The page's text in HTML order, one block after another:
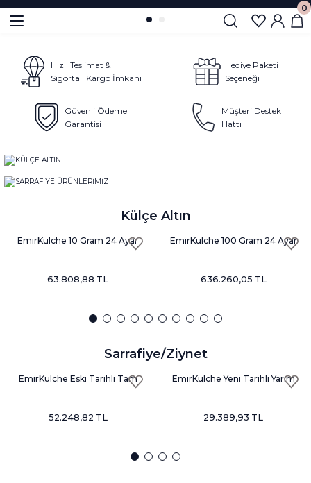
Altın
0
Hızlı Teslimat &
Sigortalı Kargo İmkanı
Hediye Paketi
Seçeneği
Güvenli Ödeme
Garantisi
Müşteri Destek
Hattı
KÜLÇE ALTIN
Külçe Altın
EmirKulche 10 Gram 24 Ayar
63.808,88 TL
EmirKulche 100 Gram 24 Ayar
636.260,05 TL
Sarrafiye/Ziynet
EmirKulche Eski Tarihli Tam
52.248,82 TL
EmirKulche Yeni Tarihli Yarım
29.389,93 TL